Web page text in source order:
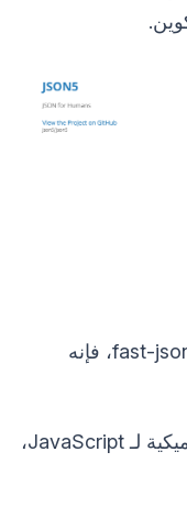
بالاقتران مع مكتبات مثل fast-json-stringify، فإنه
تتكيف هذه الأدوات مع الطبيعة الديناميكية لـ JavaScript،